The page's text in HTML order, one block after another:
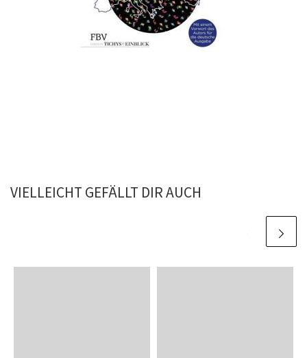
VIELLEICHT GEFÄLLT DIR AUCH